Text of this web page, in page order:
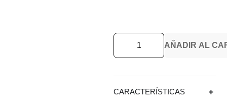
AÑADIR AL
CARACTERÍSTICAS